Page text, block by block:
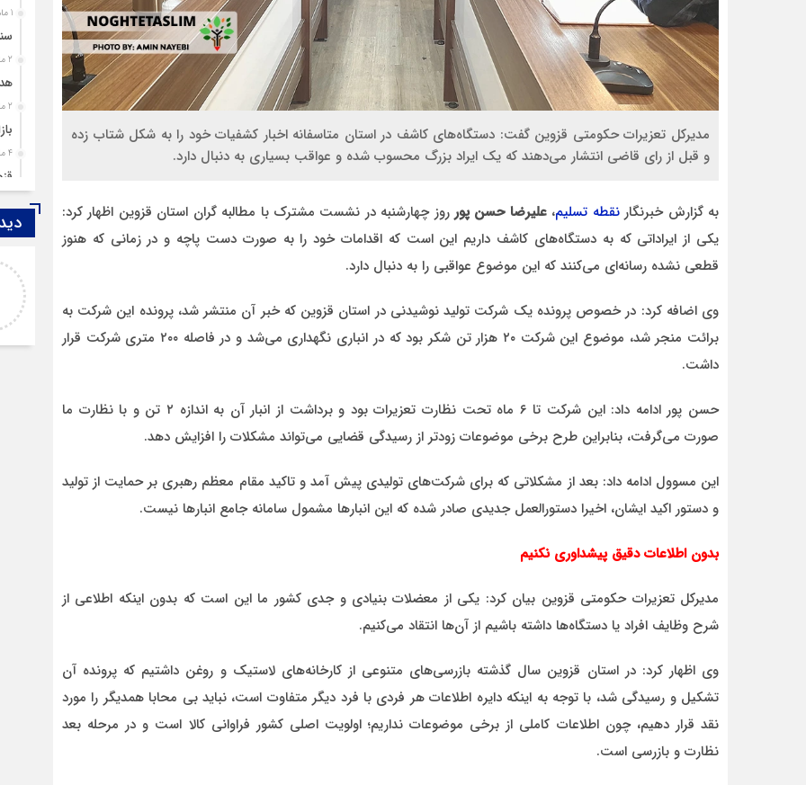
مدیرکل تعزیرات حکومتی قزوین گفت: دستگاه‌های کاشف در استان متاسفانه اخبار کشفیات خود را به شکل شتاب زده
و قبل از رای قاضی انتشار می‌دهند که یک ایراد بزرگ محسوب شده و عواقب بسیاری به دنبال دارد.
به گزارش خبرنگارنقطه تسلیم،علیرضا حسن پورروز چهارشنبه در نشست مشترک با مطالبه گران استان قزوین اظهار کرد:
یکی از ایراداتی که به دستگاه‌های کاشف داریم این است که اقدامات خود را به صورت دست‌ پاچه و در زمانی‌ که هنوز
قطعی نشده رسانه‌ای می‌کنند که این موضوع عواقبی را به دنبال دارد.
وی اضافه کرد: در خصوص پرونده یک شرکت تولید نوشیدنی در استان قزوین که خبر آن منتشر شد، پرونده این شرکت به
برائت منجر شد، موضوع این شرکت ۲۰ هزار تن شکر بود که در انباری نگهداری می‌شد و در فاصله ۲۰۰ متری شرکت قرار
داشت.
حسن پور ادامه داد: این شرکت تا ۶ ماه تحت نظارت تعزیرات بود و برداشت از انبار آن به اندازه ۲ تن و با نظارت ما
صورت می‌گرفت، بنابراین طرح برخی موضوعات زودتر از رسیدگی قضایی می‌تواند مشکلات را افزایش دهد.
این مسوول ادامه داد: بعد از مشکلاتی که برای شرکت‌های تولیدی پیش آمد و تاکید مقام معظم رهبری بر حمایت از تولید
و دستور اکید ایشان، اخیرا دستورالعمل جدیدی صادر شده که این انبارها مشمول سامانه جامع انبارها نیست.
بدون اطلاعات دقیق پیشداوری نکنیم
مدیرکل تعزیرات حکومتی قزوین بیان کرد: یکی از معضلات بنیادی و جدی کشور ما این است که بدون اینکه اطلاعی از
شرح وظایف افراد یا دستگاه‌ها داشته باشیم از آن‌ها انتقاد می‌کنیم.
وی اظهار کرد: در استان قزوین سال گذشته بازرسی‌های متنوعی از کارخانه‌های لاستیک و روغن داشتیم که پرونده آن
تشکیل و رسیدگی شد، با توجه به اینکه دایره اطلاعات هر فردی با فرد دیگر متفاوت است، نباید بی محابا همدیگر را مورد
نقد قرار دهیم، چون اطلاعات کاملی از برخی موضوعات نداریم؛ اولویت اصلی کشور فراوانی کالا است و در مرحله بعد
نظارت و بازرسی است.
1 ماه قبل
2 ماه قبل
2 ماه قبل
4 ماه قبل
قزوین ۱۴۰۴،
میدن
احمد
موضوع مدیر و مدیریت اهمیت داده نمیشود.
وقتی هر فردی با هر تحصیلات